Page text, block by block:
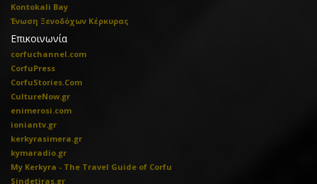
Kontokali Bay
Ένωση Ξενοδόχων Κέρκυρας
Επικοινωνία
corfuchannel.com
CorfuPress
CorfuStories.Com
CultureNow.gr
enimerosi.com
ioniantv.gr
kerkyrasimera.gr
kymaradio.gr
My Kerkyra - The Travel Guide of Corfu
Sindetiras.gr